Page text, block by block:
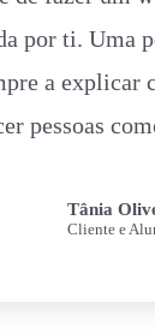
por ti. Uma
a explicar
pessoas
Tânia
Cliente e